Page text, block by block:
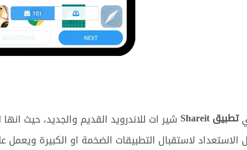
تطبيق Shareit
شير ات للاندرويد القديم والجديد، حيث
لاستقبال التطبيقات الضخمة او الكبيرة ويعمل